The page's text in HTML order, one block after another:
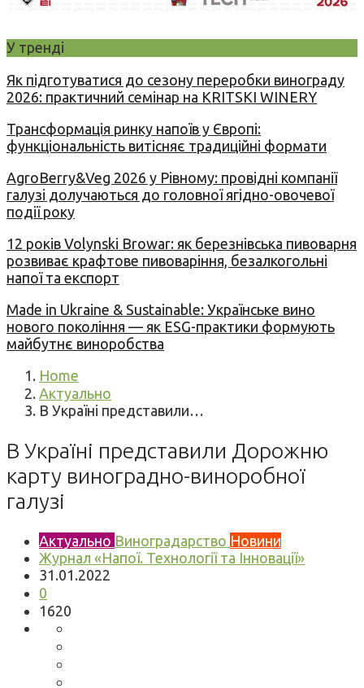
У тренді
Як підготуватися до сезону переробки винограду
2026: практичний семінар на KRITSKI WINERY
Трансформація ринку напоїв у Європі:
функціональність витісняє традиційні формати
AgroBerry&Veg 2026 у Рівному: провідні компанії
галузі долучаються до головної ягідно-овочевої
події року
12 років Volynski Browar: як березнівська пивоварня
розвиває крафтове пивоваріння, безалкогольні
напої та експорт
Made in Ukraine & Sustainable: Українське вино
нового покоління — як ESG-практики формують
майбутнє виноробства
Home
Актуально
В Україні представили…
В Україні представили Дорожню
карту виноградно-виноробної
галузі
Актуально Виноградарство Новини
Журнал «Напої. Технології та Інновації»
31.01.2022
0
1620